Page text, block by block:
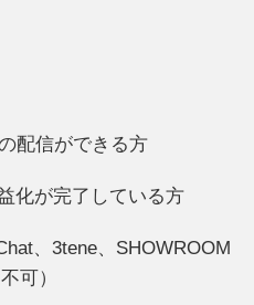
配信ができる方
化が完了している方
、3tene、SHOWROOM
可）